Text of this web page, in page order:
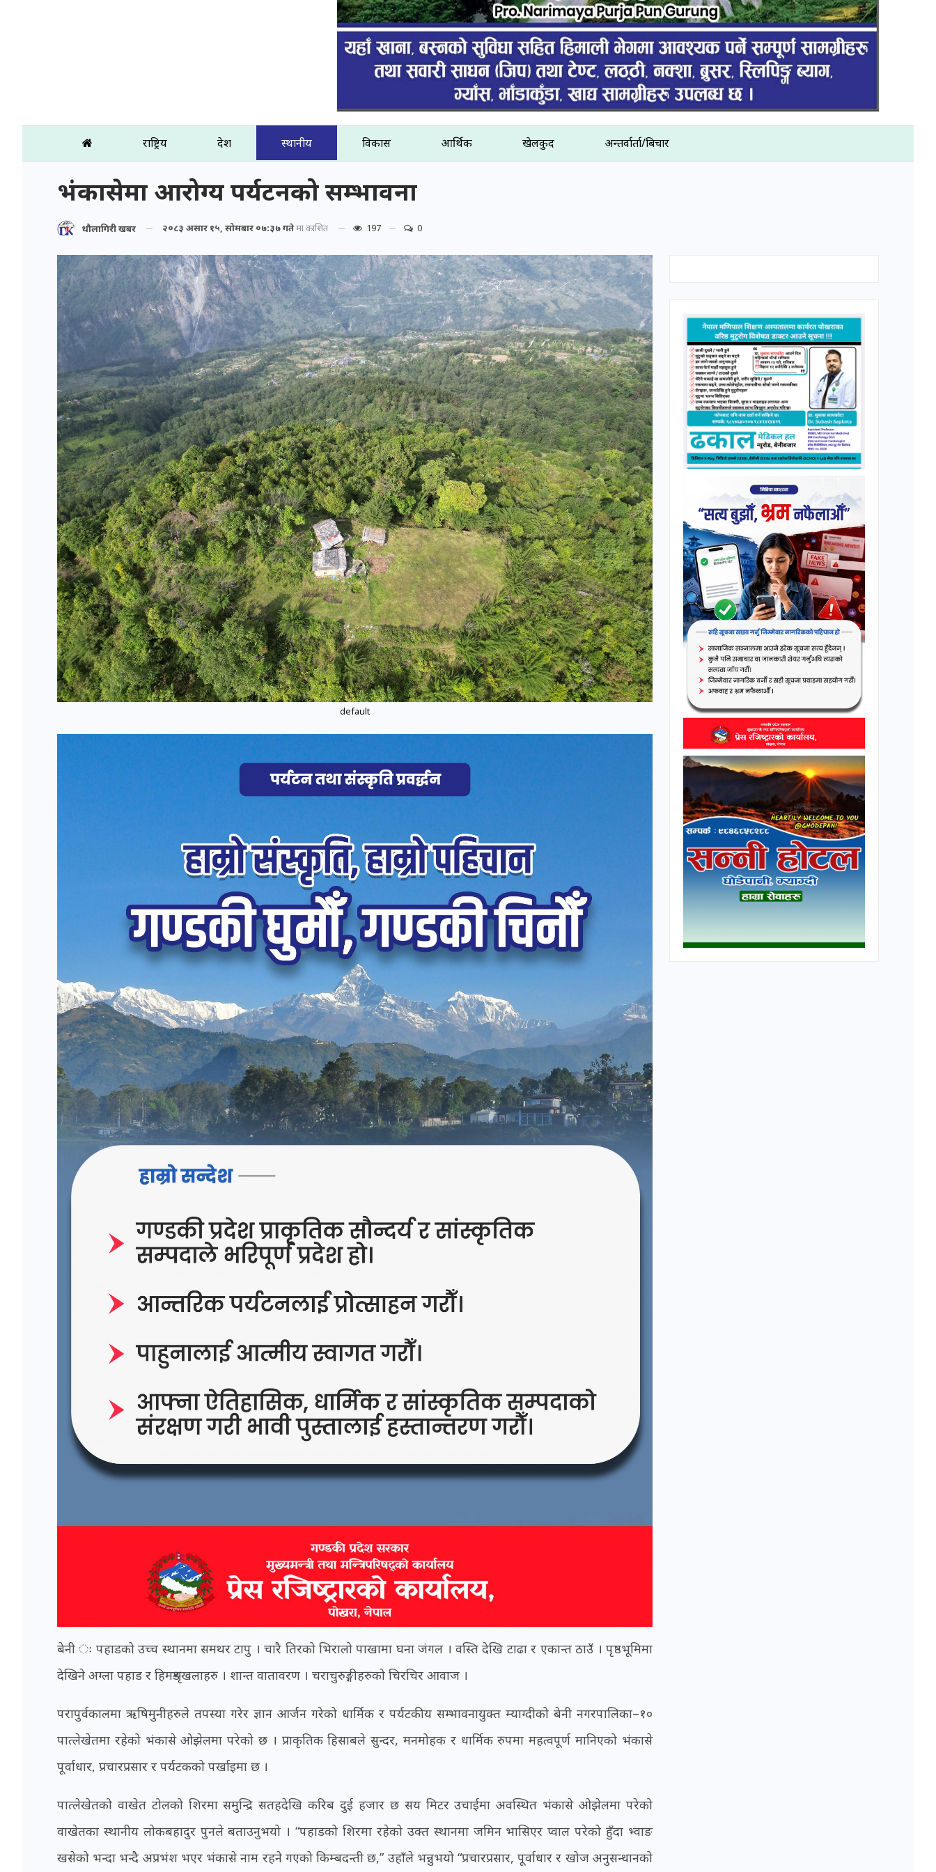
राष्ट्रिय प्रदेश स्थानीय विकास आर्थिक खेलकुद अन्तर्वार्ता/बिचार
भंकासेमा आरोग्य पर्यटनको सम्भावना
धौलागिरी खबर २०८३ असार १५, सोमबार ०७:३७ गतेमा प्रकाशित 197 0
default
बेनी ः पहाडको उच्च स्थानमा समथर टापु । चारै तिरको भिरालो पाखामा घना जंगल । वस्ति देखि टाढा र एकान्त ठाउँ । पृष्ठभूमिमा
देखिने अग्ला पहाड र हिमशृङखलाहरु । शान्त वातावरण । चराचुरुङ्गीहरुको चिरचिर आवाज ।
परापुर्वकालमा ऋषिमुनीहरुले तपस्या गरेर ज्ञान आर्जन गरेको धार्मिक र पर्यटकीय सम्भावनायुक्त म्याग्दीको बेनी नगरपालिका–१०
पात्लेखेतमा रहेको भंकासे ओझेलमा परेको छ । प्राकृतिक हिसाबले सुन्दर, मनमोहक र धार्मिक रुपमा महत्वपूर्ण मानिएको भंकासे
पूर्वाधार, प्रचारप्रसार र पर्यटकको पर्खाइमा छ ।
पात्लेखेतको वाखेत टोलको शिरमा समुन्द्रि सतहदेखि करिब दुई हजार छ सय मिटर उचाईमा अवस्थित भंकासे ओझेलमा परेको
वाखेतका स्थानीय लोकबहादुर पुनले बताउनुभयो । “पहाडको शिरमा रहेको उक्त स्थानमा जमिन भासिएर प्वाल परेको हुँदा भ्वाङ
खसेको भन्दा भन्दै अप्रभंश भएर भंकासे नाम रहने गएको किम्बदन्ती छ,” उहाँले भन्नुभयो “प्रचारप्रसार, पूर्वाधार र खोज अनुसन्धानको